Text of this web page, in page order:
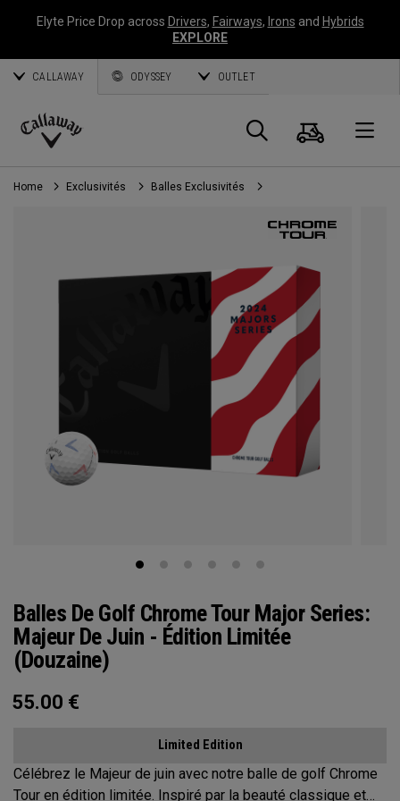
Elyte Price Drop across Drivers, Fairways, Irons and Hybrids
EXPLORE
CALLAWAY ODYSSEY OUTLET
Callaway
Golf
Panier
Home Exclusivités Balles Exclusivités
Balles De Golf Chrome Tour Major Series:
Majeur De Juin - Édition Limitée
(Douzaine)
55.00 €
Limited Edition
Célébrez le Majeur de juin avec notre balle de golf Chrome
Tour en édition limitée. Inspiré par la beauté classique et